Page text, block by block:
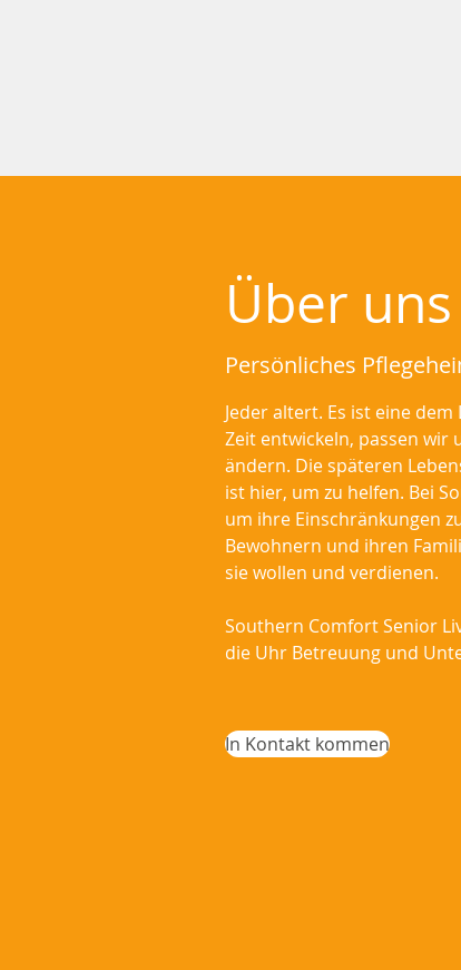
Über uns
Persönliches
Jeder altert. Es ist eine
Zeit entwickeln, passen wir
ändern. Die späteren
ist hier, um zu helfen. Bei
um ihre Einschränkungen
Bewohnern und ihren
sie wollen und verdienen.
Southern Comfort Senior
die Uhr Betreuung und
In Kontakt kommen